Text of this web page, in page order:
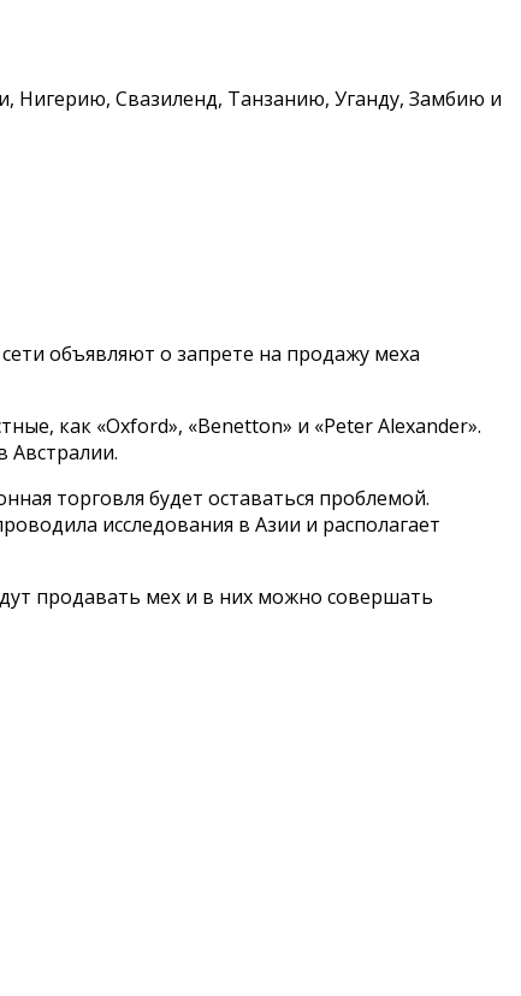
Нигерию, Свазиленд, Танзанию, Уганду, Замбию и
объявляют о запрете на продажу меха
как «Oxford», «Benetton» и «Peter Alexander».
Австралии.
торговля будет оставаться проблемой.
исследования в Азии и располагает
продавать мех и в них можно совершать